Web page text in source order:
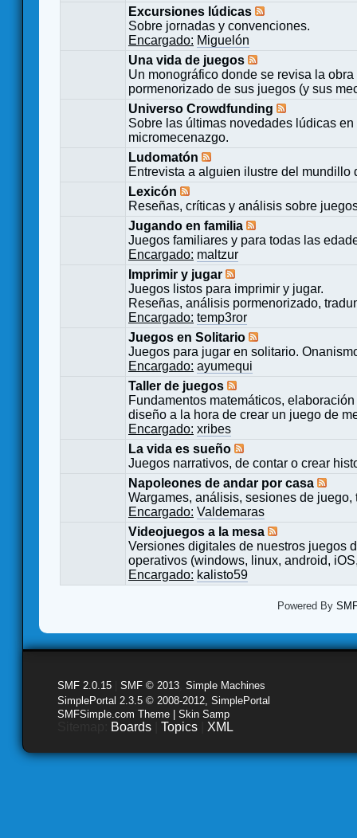
Excursiones lúdicas
Sobre jornadas y convenciones.
Encargado: Miguelón
Una vida de juegos
Un monográfico donde se revisa la
pormenorizado de sus juegos (y sus
Universo Crowdfunding
Sobre las últimas novedades lúdicas
micromecenazgo.
Ludomatón
Entrevista a alguien ilustre del mundillo
Lexicón
Reseñas, críticas y análisis sobre
Jugando en familia
Juegos familiares y para todas las
Encargado: maltzur
Imprimir y jugar
Juegos listos para imprimir y jugar.
Reseñas, análisis pormenorizado,
Encargado: temp3ror
Juegos en Solitario
Juegos para jugar en solitario.
Encargado: ayumequi
Taller de juegos
Fundamentos matemáticos,
diseño a la hora de crear un juego de
Encargado: xribes
La vida es sueño
Juegos narrativos, de contar o crear
Napoleones de andar por casa
Wargames, análisis, sesiones de
Encargado: Valdemaras
Videojuegos a la mesa
Versiones digitales de nuestros juegos
operativos (windows, linux, android,
Encargado: kalisto59
Powered By
SMF 2.0.15 SMF © 2013 Simple Machines
SimplePortal 2.3.5 © 2008-2012, SimplePortal
SMFSimple.com Theme | Skin Samp
Boards Topics XML